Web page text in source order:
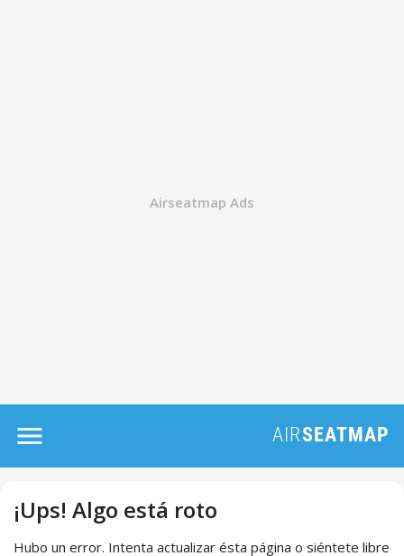
¡Ups! Algo está roto
Hubo un error. Intenta actualizar ésta página o siéntete libre